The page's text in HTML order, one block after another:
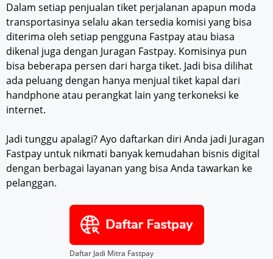
Dalam setiap penjualan tiket perjalanan apapun moda
transportasinya selalu akan tersedia komisi yang bisa
diterima oleh setiap pengguna Fastpay atau biasa
dikenal juga dengan Juragan Fastpay. Komisinya pun
bisa beberapa persen dari harga tiket. Jadi bisa dilihat
ada peluang dengan hanya menjual tiket kapal dari
handphone atau perangkat lain yang terkoneksi ke
internet.
Jadi tunggu apalagi? Ayo daftarkan diri Anda jadi Juragan
Fastpay untuk nikmati banyak kemudahan bisnis digital
dengan berbagai layanan yang bisa Anda tawarkan ke
pelanggan.
Daftar Jadi Mitra Fastpay